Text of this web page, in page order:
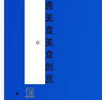
典
美
食
美
食
创
意
保